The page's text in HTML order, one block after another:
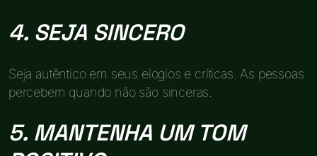
4. SEJA SINCERO
Seja autêntico em seus elogios e críticas. As pessoas
percebem quando não são sinceras.
5. MANTENHA UM TOM